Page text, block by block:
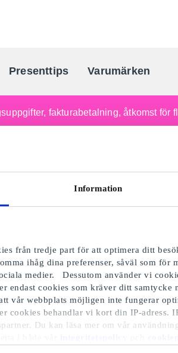
Information
från tredje part för att optimera ditt
ihåg dina preferenser, såväl som för
medier. Dessutom använder vi
endast cookies som kräver ditt
vår webbplats möjligen inte fungerar
behandlar vi kort din IP-adress.
Du kan läsa mer om vår
Presenttips Varumärken
Sveriges största
fakturabetalning, åtkomst